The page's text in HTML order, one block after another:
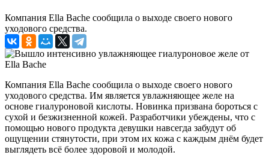
Компания Ella Bache сообщила о выходе своего нового
уходового средства.
Компания Ella Bache сообщила о выходе своего нового
уходового средства. Им является увлажняющее желе на
основе гиалуроновой кислоты. Новинка призвана бороться с
сухой и безжизненной кожей. Разработчики убеждены, что с
помощью нового продукта девушки навсегда забудут об
ощущении стянутости, при этом их кожа с каждым днём будет
выглядеть всё более здоровой и молодой.